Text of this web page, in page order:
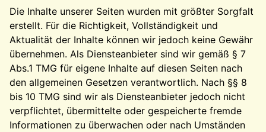
Die Inhalte unserer Seiten wurden mit größter Sorgfalt
erstellt. Für die Richtigkeit, Vollständigkeit und
Aktualität der Inhalte können wir jedoch keine Gewähr
übernehmen. Als Diensteanbieter sind wir gemäß § 7
Abs.1 TMG für eigene Inhalte auf diesen Seiten nach
den allgemeinen Gesetzen verantwortlich. Nach §§ 8
bis 10 TMG sind wir als Diensteanbieter jedoch nicht
verpflichtet, übermittelte oder gespeicherte fremde
Informationen zu überwachen oder nach Umständen